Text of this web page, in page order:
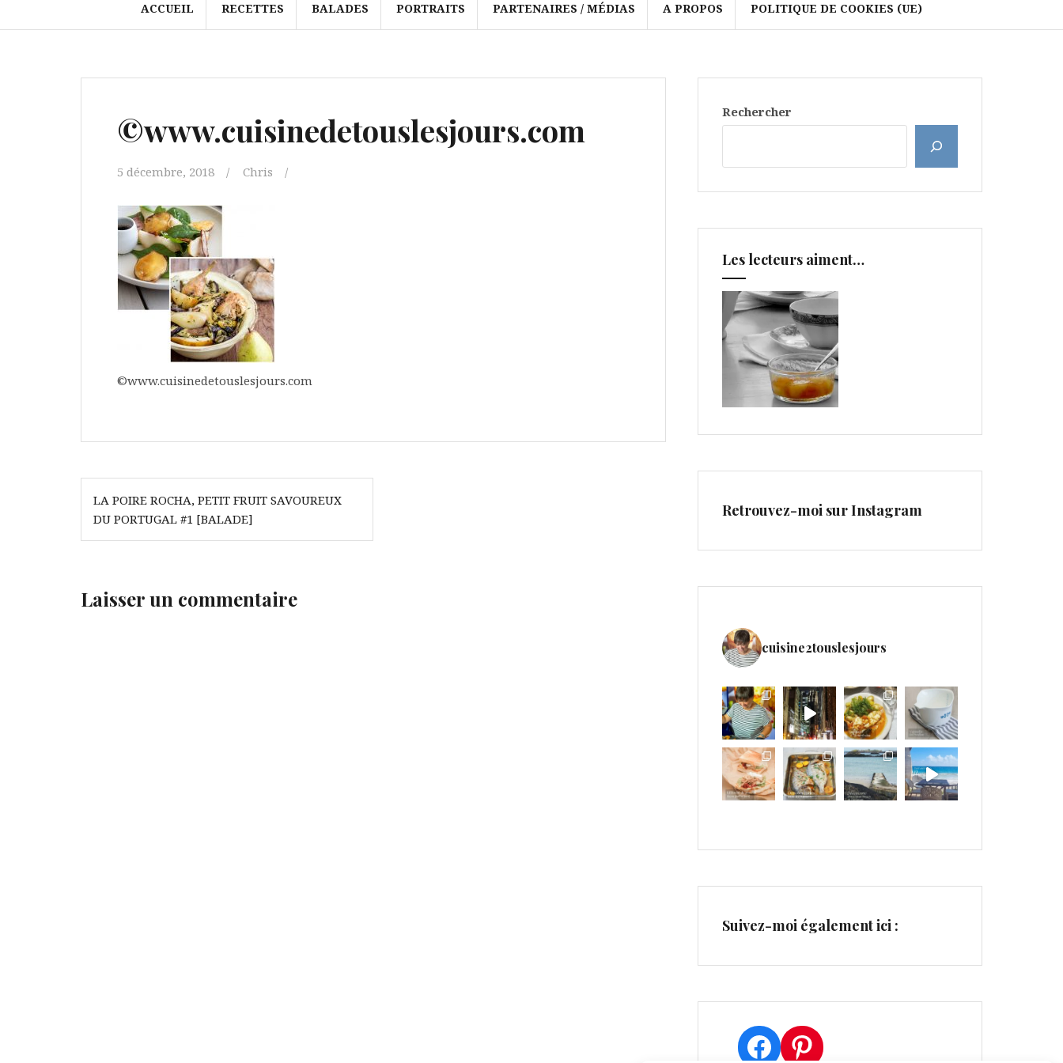
ACCUEIL RECETTES BALADES PORTRAITS PARTENAIRES / MÉDIAS A PROPOS POLITIQUE DE COOKIES (UE)
©www.cuisinedetouslesjours.com
5 décembre, 2018 Chris
©www.cuisinedetouslesjours.com
Navigation
de
l’article
LA POIRE ROCHA, PETIT FRUIT SAVOUREUX
DU PORTUGAL #1 [BALADE]
Laisser un commentaire
Rechercher
Les lecteurs aiment…
Retrouvez-moi sur Instagram
cuisine2touslesjours
Suivez-moi également ici :
Facebook
Pinterest